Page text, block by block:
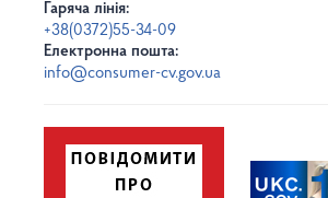
Гаряча лінія:
+38(0372)55-34-09
Електронна пошта:
info@consumer-cv.gov.ua